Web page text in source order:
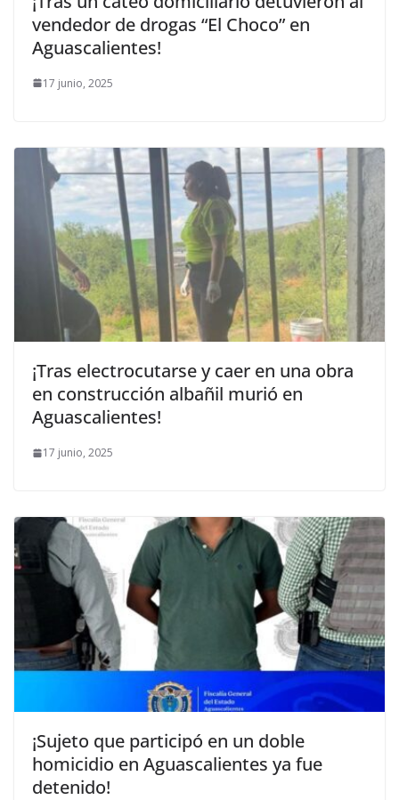
vendedor de drogas “El Choco” en
Aguascalientes!
17 junio, 2025
¡Tras electrocutarse y caer en una obra
en construcción albañil murió en
Aguascalientes!
17 junio, 2025
¡Sujeto que participó en un doble
homicidio en Aguascalientes ya fue
detenido!